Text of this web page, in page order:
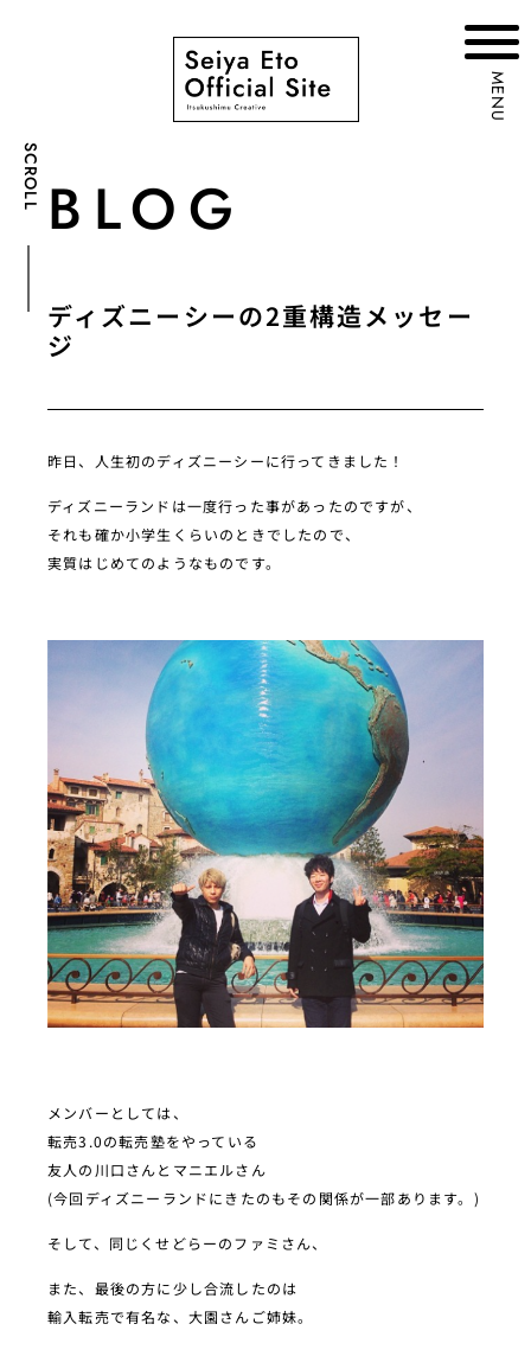
SCROLL
MENU
BLOG
ディズニーシーの2重構造メッセー
ジ
昨日、人生初のディズニーシーに行ってきました！
ディズニーランドは一度行った事があったのですが、
それも確か小学生くらいのときでしたので、
実質はじめてのようなものです。
メンバーとしては、
転売3.0の転売塾をやっている
友人の川口さんとマニエルさん
(今回ディズニーランドにきたのもその関係が一部あります。)
そして、同じくせどらーのファミさん、
また、最後の方に少し合流したのは
輸入転売で有名な、大園さんご姉妹。